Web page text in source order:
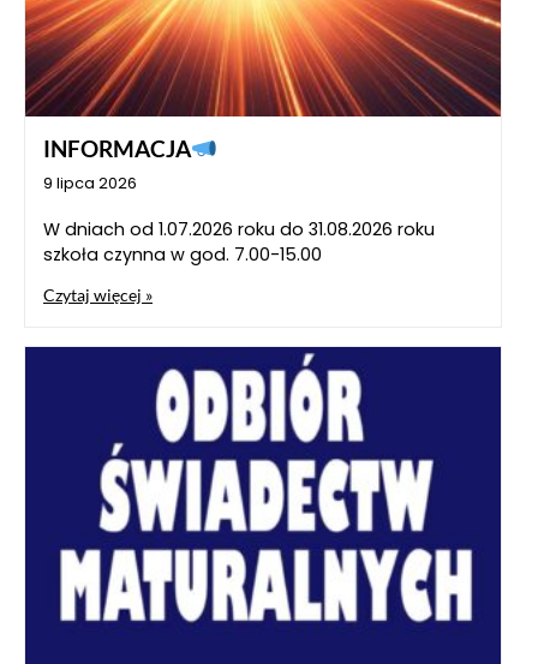
INFORMACJA
9 lipca 2026
W dniach od 1.07.2026 roku do 31.08.2026 roku
szkoła czynna w god. 7.00-15.00
Czytaj więcej »